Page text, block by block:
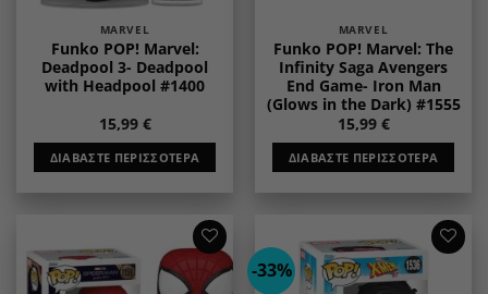
MARVEL
Funko POP! Marvel:
Deadpool 3- Deadpool
with Headpool #1400
15,99 €
ΔΙΑΒΆΣΤΕ ΠΕΡΙΣΣΌΤΕΡΑ
MARVEL
Funko POP! Marvel: The
Infinity Saga Avengers
End Game- Iron Man
(Glows in the Dark) #1555
15,99 €
ΔΙΑΒΆΣΤΕ ΠΕΡΙΣΣΌΤΕΡΑ
Add to
wishlist
-33%
Add to
wishlist